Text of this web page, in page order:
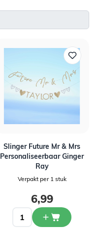
Slinger Future Mr & Mrs
Personaliseerbaar Ginger
Ray
Verpakt per 1 stuk
6,99